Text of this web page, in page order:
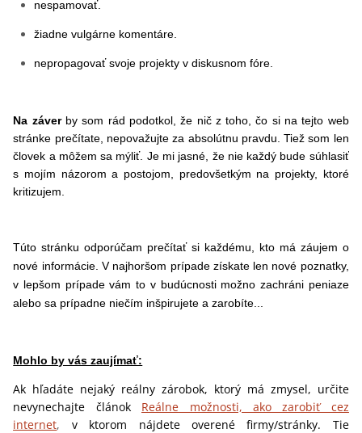
nespamovať.
žiadne vulgárne komentáre.
nepropagovať svoje projekty v diskusnom fóre.
Na záverby som rád podotkol, že nič z toho, čo si na tejto web
stránke prečítate, nepovažujte za absolútnu pravdu. Tiež som len
človek a môžem sa mýliť. Je mi jasné, že nie každý bude súhlasiť
s mojím názorom a postojom, predovšetkým na projekty, ktoré
kritizujem.
Túto stránku odporúčam prečítať si každému, kto má záujem o
nové informácie. V najhoršom prípade získate len nové poznatky,
v lepšom prípade vám to v budúcnosti možno zachráni peniaze
alebo sa prípadne niečím inšpirujete a zarobíte...
Mohlo by vás zaujímať:
Ak hľadáte nejaký reálny zárobok, ktorý má zmysel, určite
nevynechajte článok
Reálne možnosti, ako zarobiť cez
internet, v ktorom nájdete overené firmy/stránky. Tie